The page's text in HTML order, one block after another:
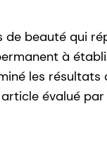
beauté qui
à
les résultats
évalué